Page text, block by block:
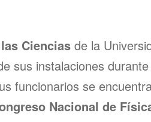
Ciencias de la
sus instalaciones
funcionarios se
Nacional de